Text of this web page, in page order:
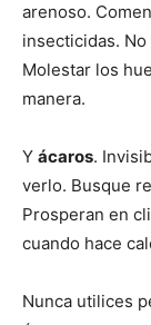
arenoso.
insecticidas.
Molestar los
manera.
Y ácaros.
verlo. Busque
Prosperan en
cuando hace
Nunca utilices